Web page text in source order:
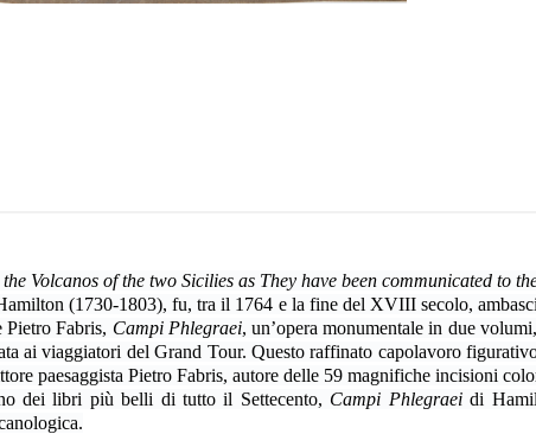
Volcanos of the two Sicilies as They have been communicated to
(1730-1803), fu, tra il 1764 e la fine del XVIII secolo,
Fabris, Campi Phlegraei, un’opera monumentale in due volumi
ai viaggiatori del Grand Tour. Questo raffinato capolavoro
paesaggista Pietro Fabris, autore delle 59 magnifiche incisioni
dei libri più belli di tutto il Settecento, Campi Phlegraeidi